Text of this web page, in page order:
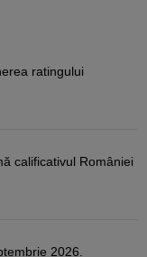
ratingului
calificativul României
2026.